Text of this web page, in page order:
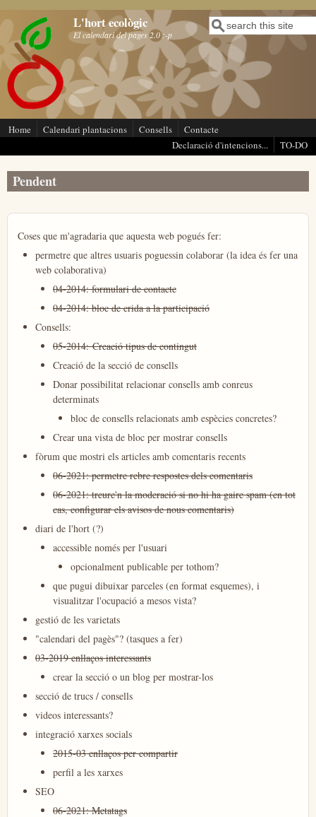
Vés al contingut L'hort ecològic
El calendari del pages 2.0 :-p Formulari de cerca
Cerca
Home Calendari plantacions Consells
Contacte
Declaració d'intencions...
TO-DO
Pendent
Coses que m'agradaria que aquesta web pogués fer:
permetre que altres usuaris poguessin colaborar (la idea és fer una
web colaborativa)
04-2014: formulari de contacte
04-2014: bloc de crida a la participació
​Consells:
​05-2014: Creació tipus de contingut
Creació de la secció de consells
Donar possibilitat relacionar consells amb conreus
determinats
​bloc de consells relacionats amb espècies concretes?
Crear una vista de bloc per mostrar consells
fòrum que mostri els articles amb comentaris recents
06-2021: permetre rebre respostes dels comentaris
06-2021: treure'n la moderació si no hi ha gaire spam (en tot
cas, configurar els avisos de nous comentaris)
diari de l'hort (?)
accessible només per l'usuari
opcionalment publicable per tothom?
que pugui dibuixar parceles (en format esquemes), i
visualitzar l'ocupació a mesos vista?
gestió de les varietats
"calendari del pagès"? (tasques a fer)
03-2019 enllaços interessants
crear la secció o un blog per mostrar-los
secció de trucs / consells
videos interessants?
integració xarxes socials
2015-03 enllaços per compartir
perfil a les xarxes
SEO
06-2021: Metatags